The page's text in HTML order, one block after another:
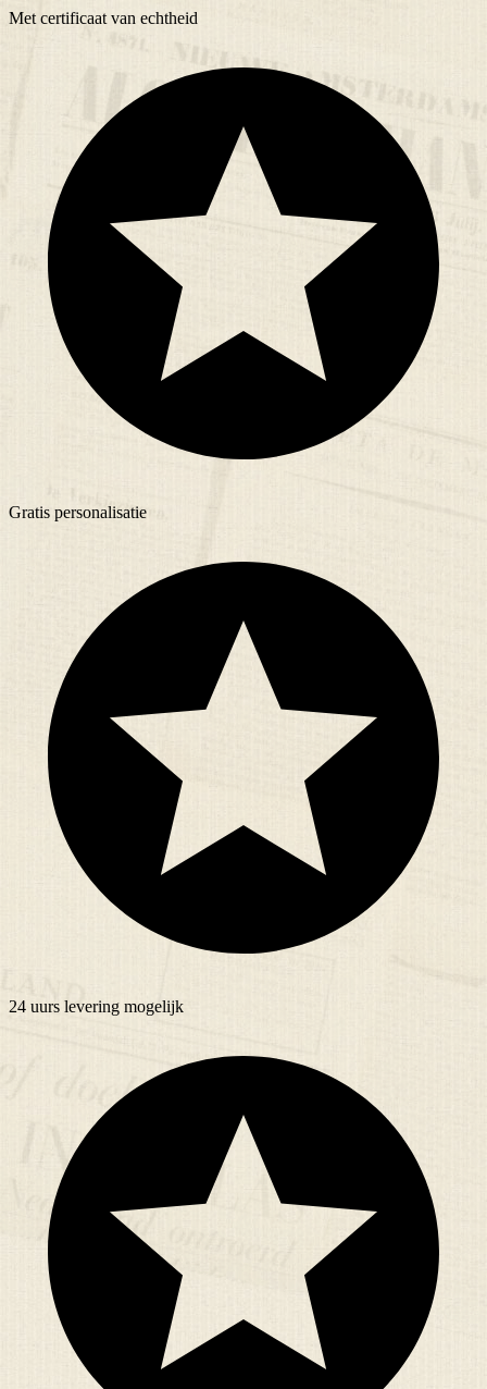
Met certificaat van echtheid
Gratis personalisatie
24 uurs levering mogelijk